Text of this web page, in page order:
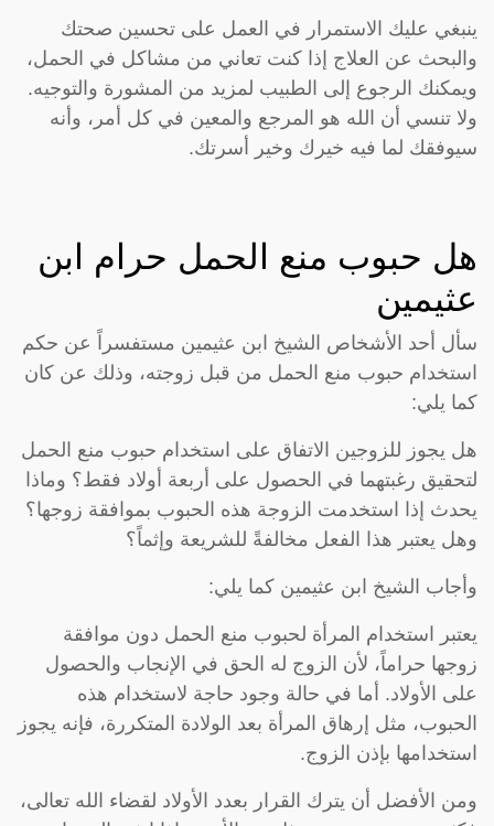
ينبغي عليك الاستمرار في العمل على تحسين صحتك
والبحث عن العلاج إذا كنت تعاني من مشاكل في الحمل،
ويمكنك الرجوع إلى الطبيب لمزيد من المشورة والتوجيه.
ولا تنسي أن الله هو المرجع والمعين في كل أمر، وأنه
سيوفقك لما فيه خيرك وخير أسرتك.
هل حبوب منع الحمل حرام ابن
عثيمين
سأل أحد الأشخاص الشيخ ابن عثيمين مستفسراً عن حكم
استخدام حبوب منع الحمل من قبل زوجته، وذلك عن كان
كما يلي:
هل يجوز للزوجين الاتفاق على استخدام حبوب منع الحمل
لتحقيق رغبتهما في الحصول على أربعة أولاد فقط؟ وماذا
يحدث إذا استخدمت الزوجة هذه الحبوب بموافقة زوجها؟
وهل يعتبر هذا الفعل مخالفةً للشريعة وإثماً؟
وأجاب الشيخ ابن عثيمين كما يلي:
يعتبر استخدام المرأة لحبوب منع الحمل دون موافقة
زوجها حراماً، لأن الزوج له الحق في الإنجاب والحصول
على الأولاد. أما في حالة وجود حاجة لاستخدام هذه
الحبوب، مثل إرهاق المرأة بعد الولادة المتكررة، فإنه يجوز
استخدامها بإذن الزوج.
ومن الأفضل أن يترك القرار بعدد الأولاد لقضاء الله تعالى،